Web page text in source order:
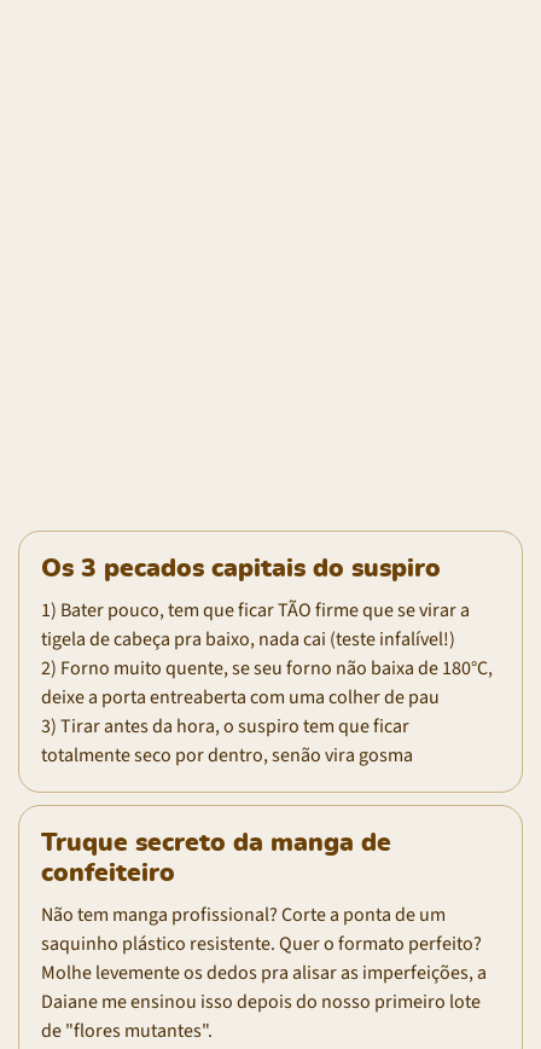
Os 3 pecados capitais do suspiro
1) Bater pouco, tem que ficar TÃO firme que se virar a
tigela de cabeça pra baixo, nada cai (teste infalível!)
2) Forno muito quente, se seu forno não baixa de 180°C,
deixe a porta entreaberta com uma colher de pau
3) Tirar antes da hora, o suspiro tem que ficar
totalmente seco por dentro, senão vira gosma
Truque secreto da manga de
confeiteiro
Não tem manga profissional? Corte a ponta de um
saquinho plástico resistente. Quer o formato perfeito?
Molhe levemente os dedos pra alisar as imperfeições, a
Daiane me ensinou isso depois do nosso primeiro lote
de "flores mutantes".